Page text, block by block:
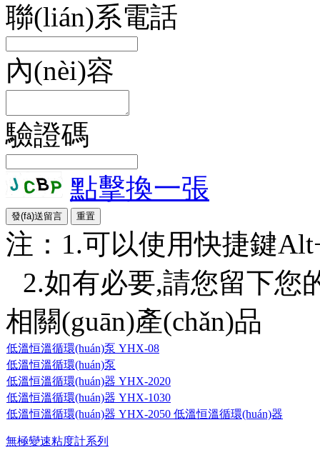
聯(lián)系電話
內(nèi)容
驗證碼
點擊換一張
注：1.可以使用快捷鍵
2.如有必要,請您留下您
相關(guān)產(chǎn)品
低溫恒溫循環(huán)泵 YHX-08
低溫恒溫循環(huán)泵
低溫恒溫循環(huán)器 YHX-2020
低溫恒溫循環(huán)器 YHX-1030
低溫恒溫循環(huán)器 YHX-2050 低溫恒溫循環(huán)器
無極變速粘度計系列